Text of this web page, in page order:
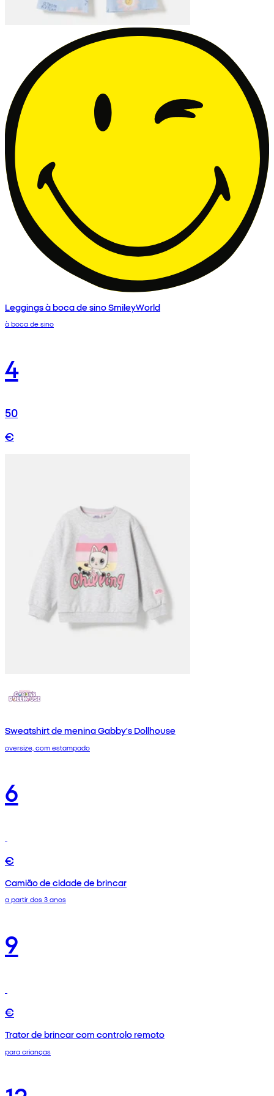
Leggings à boca de sino SmileyWorld
à boca de sino
4
50
€
Sweatshirt de menina Gabby's Dollhouse
oversize, com estampado
6
€
Camião de cidade de brincar
a partir dos 3 anos
9
€
Trator de brincar com controlo remoto
para crianças